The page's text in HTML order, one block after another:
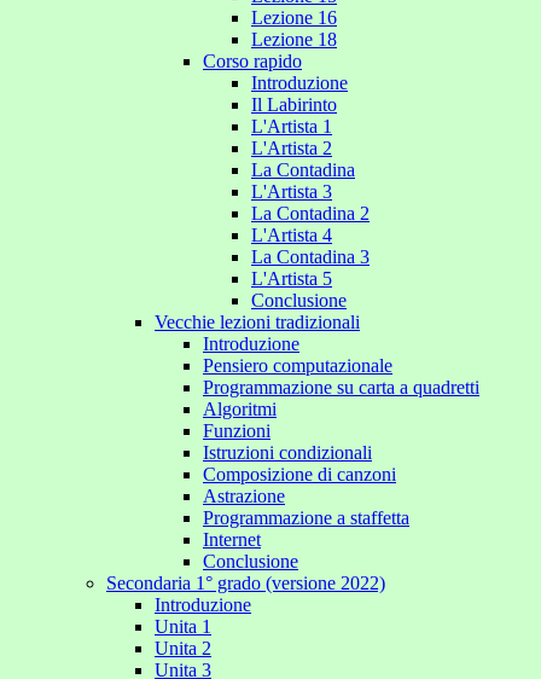
Lezione 16
Lezione 18
Corso rapido
Introduzione
Il Labirinto
L'Artista 1
L'Artista 2
La Contadina
L'Artista 3
La Contadina 2
L'Artista 4
La Contadina 3
L'Artista 5
Conclusione
Vecchie lezioni tradizionali
Introduzione
Pensiero computazionale
Programmazione su carta a quadretti
Algoritmi
Funzioni
Istruzioni condizionali
Composizione di canzoni
Astrazione
Programmazione a staffetta
Internet
Conclusione
Secondaria 1° grado (versione 2022)
Introduzione
Unita 1
Unita 2
Unita 3